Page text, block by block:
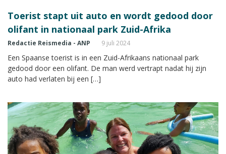
Toerist stapt uit auto en wordt gedood door
olifant in nationaal park Zuid-Afrika
Redactie Reismedia - ANP 9 juli 2024
Een Spaanse toerist is in een Zuid-Afrikaans nationaal park
gedood door een olifant. De man werd vertrapt nadat hij zijn
auto had verlaten bij een […]